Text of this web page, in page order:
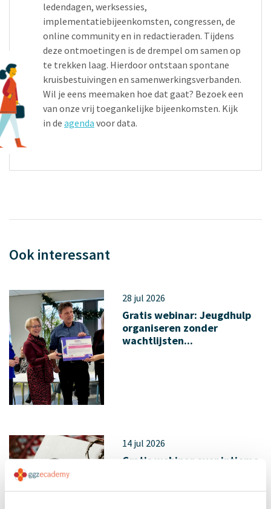
ledendagen, werksessies,
implementatiebijeenkomsten, congressen, de
online community en in redactieraden. Tijdens
deze ontmoetingen is de drempel om samen op
te trekken laag. Hierdoor ontstaan spontane
kruisbestuivingen en samenwerkingsverbanden.
Wil je eens meemaken hoe dat gaat? Bezoek een
van onze vrij toegankelijke bijeenkomsten. Kijk
in de agenda voor data.
Ook interessant
28 jul 2026
Gratis webinar: Jeugdhulp
organiseren zonder
wachtlijsten...
14 jul 2026
Gratis webinar over intieme